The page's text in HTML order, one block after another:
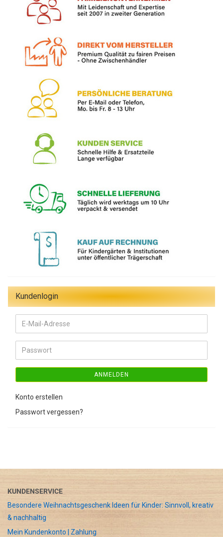
Kundenlogin
E-
Mail-
Adresse
Passwort
ANMELDEN
Konto erstellen
Passwort vergessen?
KUNDENSERVICE
Besondere Weihnachtsgeschenk Ideen für Kinder: Sinnvoll, kreativ
& nachhaltig
Mein Kundenkonto | Zahlung